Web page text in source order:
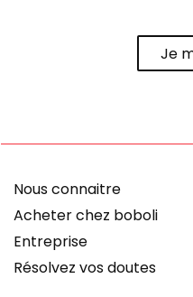
Je
Nous connaitre
Acheter chez boboli
Entreprise
Résolvez vos doutes